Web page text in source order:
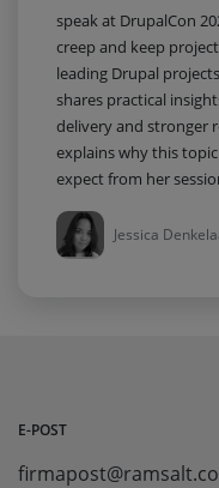
speak at DrupalCon
creep and keep
leading Drupal
shares practical
delivery and stronger
explains why this
expect from her
Jessica
E-POST